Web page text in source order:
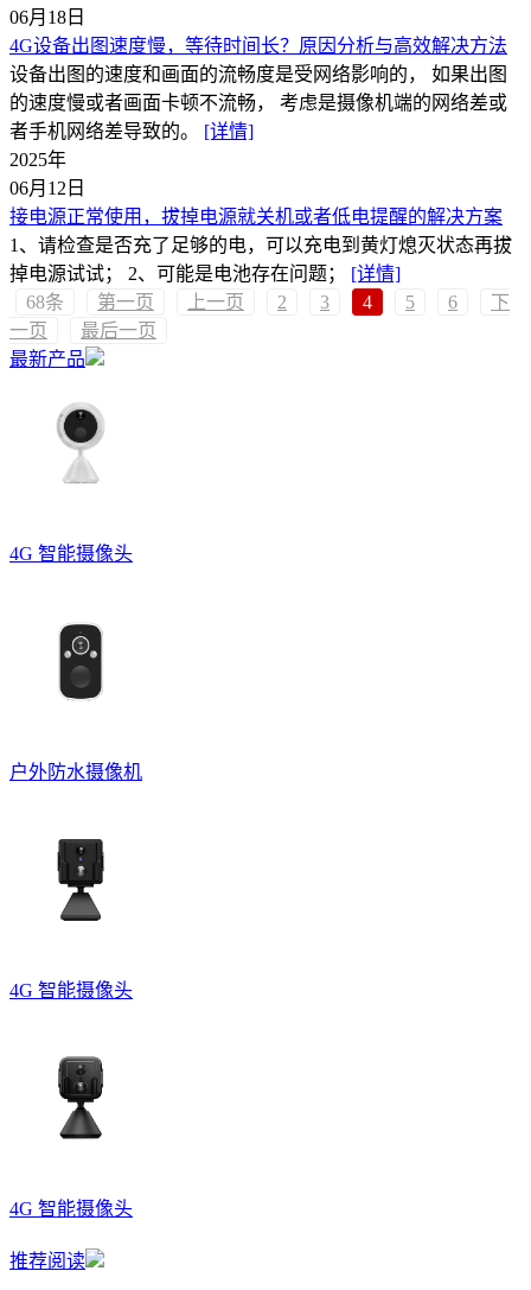
06月18日
4G设备出图速度慢，等待时间长？原因分析与高效解决方法
设备出图的速度和画面的流畅度是受网络影响的， 如果出图
的速度慢或者画面卡顿不流畅， 考虑是摄像机端的网络差或
者手机网络差导致的。 [详情]
2025年
06月12日
接电源正常使用，拔掉电源就关机或者低电提醒的解决方案
1、请检查是否充了足够的电，可以充电到黄灯熄灭状态再拔
掉电源试试； 2、可能是电池存在问题； [详情]
68条
第一页 上一页 2 3 4 5 6
下
一页
最后一页
最新产品
4G 智能摄像头
户外防水摄像机
4G 智能摄像头
4G 智能摄像头
推荐阅读